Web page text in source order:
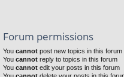
Forum permissions
You cannot post new topics in this forum
You cannot reply to topics in this forum
You cannot edit your posts in this forum